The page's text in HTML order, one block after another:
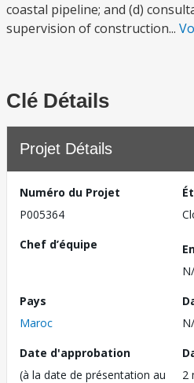
coastal pipeline; and (d)
supervision of construction...
Clé Détails
Projet Détails
Numéro du Projet
P005364
Chef d’équipe
Pays
Maroc
Date d'approbation
(à la date de présentation au
2